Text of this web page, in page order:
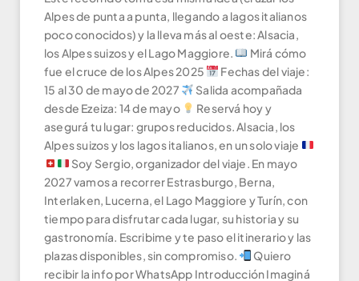
Alpes de punta a punta, llegando a lagos italianos
poco conocidos) y la lleva más al oeste: Alsacia,
los Alpes suizos y el Lago Maggiore.
Mirá cómo
fue el cruce de los Alpes 2025
Fechas del viaje:
15 al 30 de mayo de 2027
Salida acompañada
desde Ezeiza: 14 de mayo
Reservá hoy y
asegurá tu lugar: grupos reducidos. Alsacia, los
Alpes suizos y los lagos italianos, en un solo viaje
Soy Sergio, organizador del viaje. En mayo
2027 vamos a recorrer Estrasburgo, Berna,
Interlaken, Lucerna, el Lago Maggiore y Turín, con
tiempo para disfrutar cada lugar, su historia y su
gastronomía. Escribime y te paso el itinerario y las
plazas disponibles, sin compromiso.
Quiero
recibir la info por WhatsApp Introducción Imaginá